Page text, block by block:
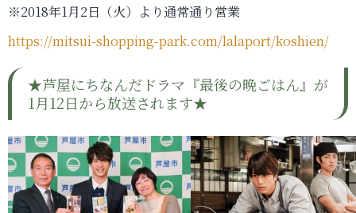
※2018年1月2日（火）より通常通り営業
https://mitsui-shopping-park.com/lalaport/koshien/
★芦屋にちなんだドラマ『最後の晩ごはん』が
1月12日から放送されます★